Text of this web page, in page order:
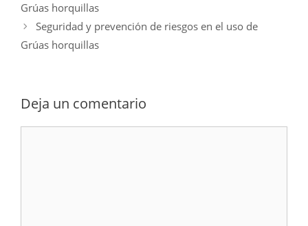
Grúas horquillas
Seguridad y prevención de riesgos en el uso de
Grúas horquillas
Deja un comentario